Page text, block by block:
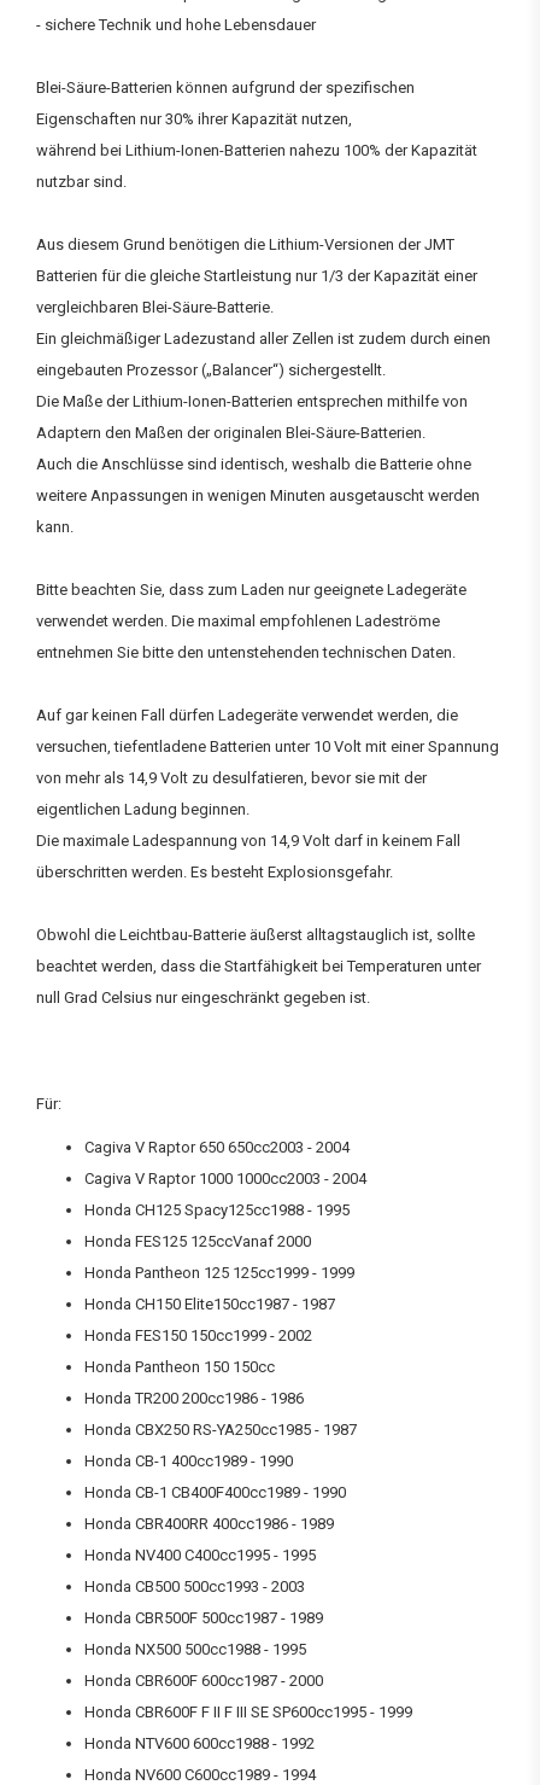
- sichere Technik und hohe Lebensdauer
Blei-Säure-Batterien können aufgrund der spezifischen
Eigenschaften nur 30% ihrer Kapazität nutzen,
während bei Lithium-Ionen-Batterien nahezu 100% der Kapazität
nutzbar sind.
Aus diesem Grund benötigen die Lithium-Versionen der JMT
Batterien für die gleiche Startleistung nur 1/3 der Kapazität einer
vergleichbaren Blei-Säure-Batterie.
Ein gleichmäßiger Ladezustand aller Zellen ist zudem durch einen
eingebauten Prozessor („Balancer“) sichergestellt.
Die Maße der Lithium-Ionen-Batterien entsprechen mithilfe von
Adaptern den Maßen der originalen Blei-Säure-Batterien.
Auch die Anschlüsse sind identisch, weshalb die Batterie ohne
weitere Anpassungen in wenigen Minuten ausgetauscht werden
kann.
Bitte beachten Sie, dass zum Laden nur geeignete Ladegeräte
verwendet werden. Die maximal empfohlenen Ladeströme
entnehmen Sie bitte den untenstehenden technischen Daten.
Auf gar keinen Fall dürfen Ladegeräte verwendet werden, die
versuchen, tiefentladene Batterien unter 10 Volt mit einer Spannung
von mehr als 14,9 Volt zu desulfatieren, bevor sie mit der
eigentlichen Ladung beginnen.
Die maximale Ladespannung von 14,9 Volt darf in keinem Fall
überschritten werden. Es besteht Explosionsgefahr.
Obwohl die Leichtbau-Batterie äußerst alltagstauglich ist, sollte
beachtet werden, dass die Startfähigkeit bei Temperaturen unter
null Grad Celsius nur eingeschränkt gegeben ist.
Für:
Cagiva V Raptor 650 650cc2003 - 2004
Cagiva V Raptor 1000 1000cc2003 - 2004
Honda CH125 Spacy125cc1988 - 1995
Honda FES125 125ccVanaf 2000
Honda Pantheon 125 125cc1999 - 1999
Honda CH150 Elite150cc1987 - 1987
Honda FES150 150cc1999 - 2002
Honda Pantheon 150 150cc
Honda TR200 200cc1986 - 1986
Honda CBX250 RS-YA250cc1985 - 1987
Honda CB-1 400cc1989 - 1990
Honda CB-1 CB400F400cc1989 - 1990
Honda CBR400RR 400cc1986 - 1989
Honda NV400 C400cc1995 - 1995
Honda CB500 500cc1993 - 2003
Honda CBR500F 500cc1987 - 1989
Honda NX500 500cc1988 - 1995
Honda CBR600F 600cc1987 - 2000
Honda CBR600F F II F III SE SP600cc1995 - 1999
Honda NTV600 600cc1988 - 1992
Honda NV600 C600cc1989 - 1994